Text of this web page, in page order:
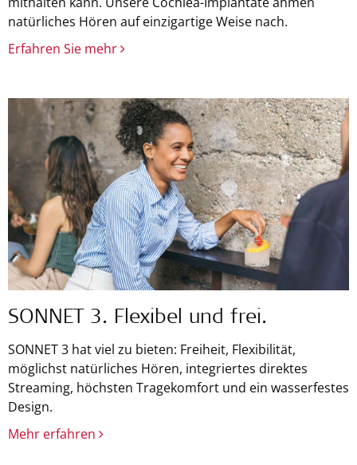
natürliches Hören auf einzigartige Weise nach.
Erfahren Sie mehr
SONNET 3. Flexibel und frei.
SONNET 3 hat viel zu bieten: Freiheit, Flexibilität,
möglichst natürliches Hören, integriertes direktes
Streaming, höchsten Tragekomfort und ein wasserfestes
Design.
Mehr erfahren